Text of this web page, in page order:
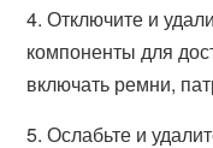
4. Отключите и
компоненты для
включать ремни,
5. Ослабьте и